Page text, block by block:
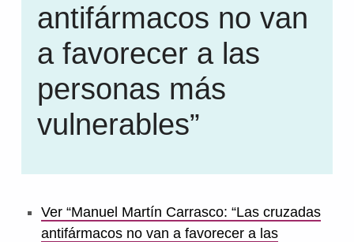
antifármacos no van
a favorecer a las
personas más
vulnerables”
Ver “Manuel Martín Carrasco: “Las cruzadas
antifármacos no van a favorecer a las